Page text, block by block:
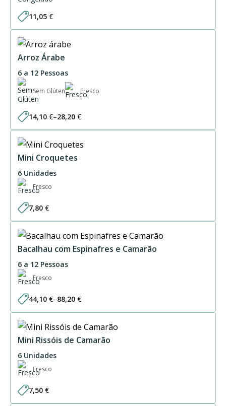
11,05 €
Arroz Árabe
6 a 12 Pessoas
Sem Glúten Fresco
14,10 €–28,20 €
Price
range:
through
28,20 €
Mini Croquetes
6 Unidades
Fresco
7,80 €
Bacalhau com Espinafres e Camarão
6 a 12 Pessoas
Fresco
44,10 €–88,20 €
Price
range:
through
88,20 €
Mini Rissóis de Camarão
6 Unidades
Fresco
7,50 €